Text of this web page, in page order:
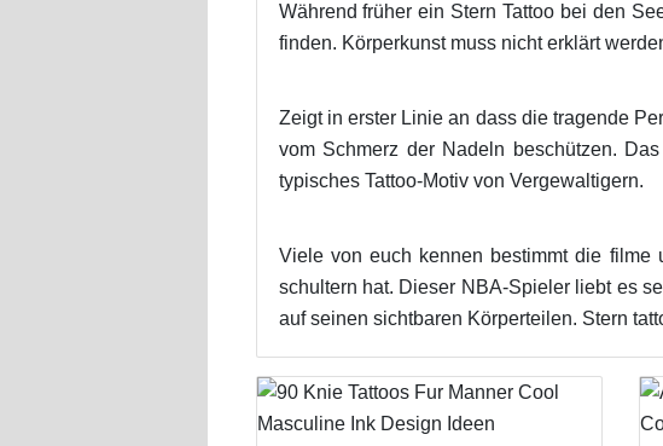
Während früher ein Stern Tattoo bei den
finden. Körperkunst muss nicht erklärt
Zeigt in erster Linie an dass die tragende
vom Schmerz der Nadeln beschützen.
typisches Tattoo-Motiv von Vergewaltigern.
Viele von euch kennen bestimmt die filme
schultern hat. Dieser NBA-Spieler liebt es
auf seinen sichtbaren Körperteilen. Stern